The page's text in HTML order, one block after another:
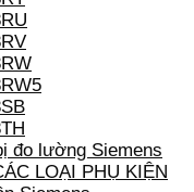
đo lường Siemens
LOẠI PHỤ KIỆN